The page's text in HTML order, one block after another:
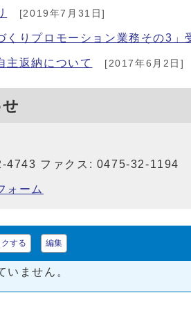
[2019年7月31日]
くりプロモーション業務その3
主返納について [2017年6月2日]
4743 ファクス: 0475-32-1194
ォーム
する 編集
いません。